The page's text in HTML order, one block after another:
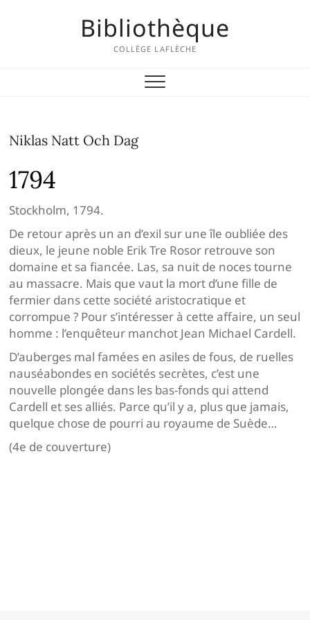
Bibliothèque
COLLÈGE LAFLÈCHE
Niklas Natt Och Dag
1794
Stockholm, 1794.
De retour après un an d’exil sur une île oubliée des
dieux, le jeune noble Erik Tre Rosor retrouve son
domaine et sa fiancée. Las, sa nuit de noces tourne
au massacre. Mais que vaut la mort d’une fille de
fermier dans cette société aristocratique et
corrompue ? Pour s’intéresser à cette affaire, un seul
homme : l’enquêteur manchot Jean Michael Cardell.
D’auberges mal famées en asiles de fous, de ruelles
nauséabondes en sociétés secrètes, c’est une
nouvelle plongée dans les bas-fonds qui attend
Cardell et ses alliés. Parce qu’il y a, plus que jamais,
quelque chose de pourri au royaume de Suède…
(4e de couverture)